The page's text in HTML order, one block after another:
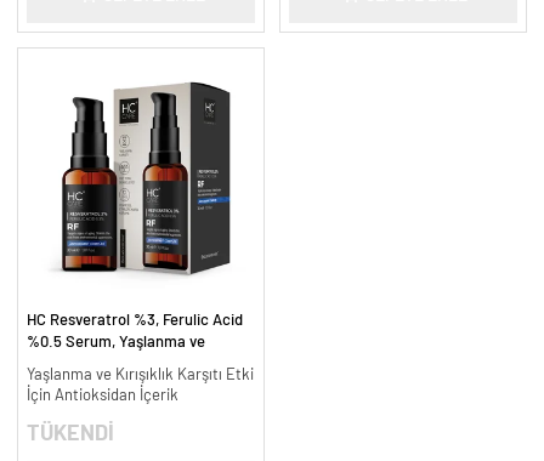
HC Resveratrol %3, Ferulic Acid
%0.5 Serum, Yaşlanma ve
Yaşlanma ve Kırışıklık Karşıtı Etki
İçin Antioksidan İçerik
TÜKENDİ